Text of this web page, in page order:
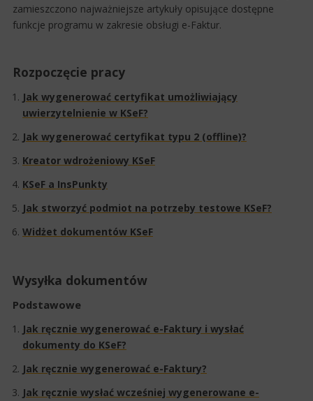
zamieszczono najważniejsze artykuły opisujące dostępne
funkcje programu w zakresie obsługi e-Faktur.​
Rozpoczęcie pracy
Jak wygenerować certyfikat umożliwiający
uwierzytelnienie w KSeF?​
Jak wygenerować certyfikat typu 2 (offline)?​
Kreator wdrożeniowy KSeF
​KSeF a InsPunkty​
Jak stworzyć podmiot na potrzeby testowe KSeF?​
Widżet dokumentów KSeF
Wysyłka dokumentów
Podstawowe
Jak ręcznie wygenerować e-Faktury i wysłać
dokumenty do KSeF?
Jak ręcznie wygenerować e-Faktury?
Jak ręcznie wysłać wcześniej wygenerowane e-